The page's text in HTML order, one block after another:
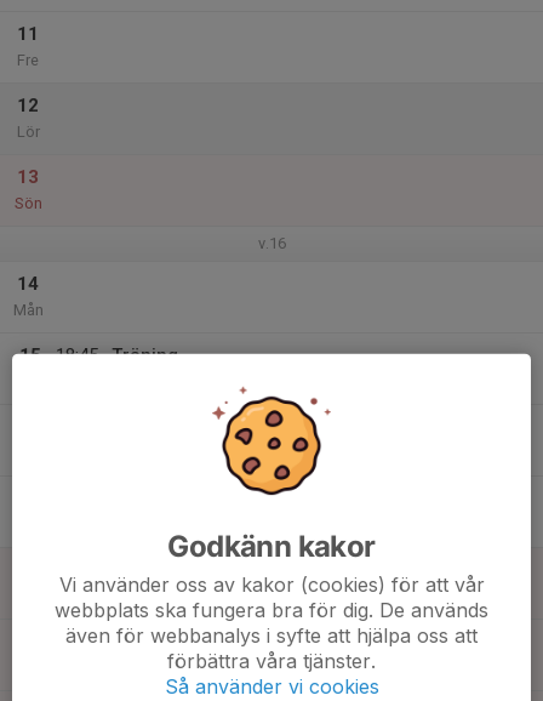
11
Fre
12
Lör
13
Sön
v.16
14
Mån
15
18:45
Träning
Godkänn kakor
Vi använder oss av kakor (cookies) för att vår
webbplats ska fungera bra för dig. De används
även för webbanalys i syfte att hjälpa oss att
förbättra våra tjänster.
Så använder vi cookies